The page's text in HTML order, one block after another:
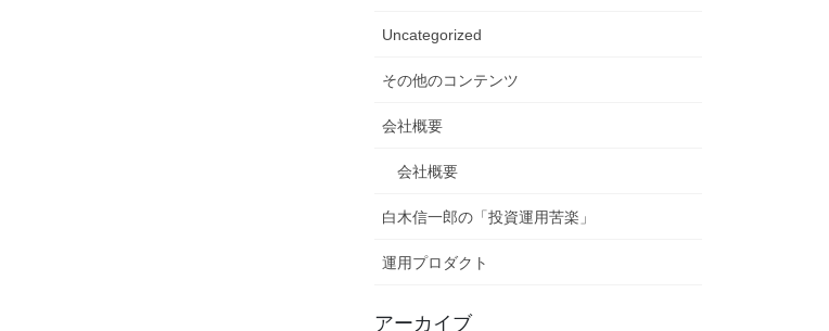
Uncategorized
その他のコンテンツ
会社概要
会社概要
白木信一郎の「投資運用苦楽」
運用プロダクト
アーカイブ